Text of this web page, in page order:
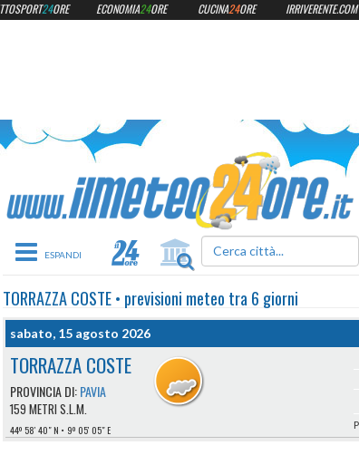
Toggle navigation
TORRAZZA COSTE• previsioni meteo tra 6 giorni
sabato, 15 agosto 2026
TORRAZZA COSTE
PROVINCIA DI:PAVIA
159 METRI S.L.M.
44º 58′ 40″ N 9º 05′ 05″ E
24ORE ECONOMIA24ORE CUCINA24ORE IRRIVERENTE.COM